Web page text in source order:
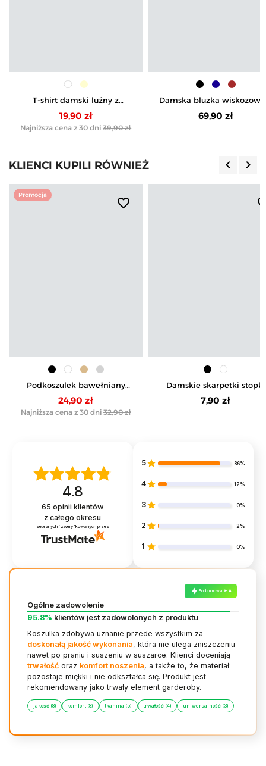
T-shirt damski luźny z
haftowanym wzorem
19,90 zł
Najniższa cena z 30 dni 39,90 zł
Damska bluzka
dekoltem polo i krótkim
rękawem
69,90 zł
KLIENCI KUPILI RÓWNIEŻ keyboard_arrow_left keyboard_arrow_right
Promocja
favorite_border
Podkoszulek bawełniany
damski wygodny na
ramiączkach
24,90 zł
Najniższa cena z 30 dni 32,90 zł
Damskie skarpetki stopki
niskie cienkie
7,90 zł
4.8
65 opinii klientów
z całego okresu
zebranych i zweryfikowanych przez
5 86%
4 12%
3 0%
2 2%
1 0%
Podsumowanie AI
Ogólne zadowolenie
95.8% klientów jest zadowolonych z produktu
Koszulka zdobywa uznanie przede wszystkim za
doskonałą jakość wykonania, która nie ulega zniszczeniu
nawet po praniu i suszeniu w suszarce. Klienci doceniają
trwałość oraz komfort noszenia, a także to, że materiał
pozostaje miękki i nie odkształca się. Produkt jest
rekomendowany jako trwały element garderoby.
jakość (8) komfort (8) tkanina (5) trwałość (4) uniwersalność (3)